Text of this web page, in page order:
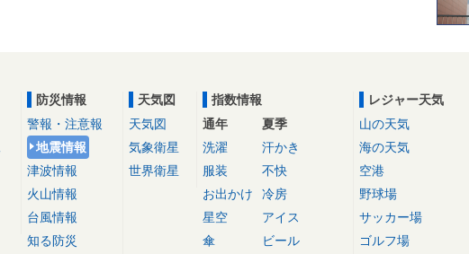
防災情報
警報・注意報
地震情報
津波情報
火山情報
台風情報
知る防災
天気図
天気図
気象衛星
世界衛星
指数情報
通年
洗濯
服装
お出かけ
星空
傘
夏季
汗かき
不快
冷房
アイス
ビール
レジャー天気
山の天気
海の天気
空港
野球場
サッカー場
ゴルフ場